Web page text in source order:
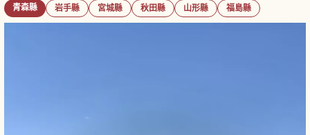
青森縣 岩手縣 宮城縣 秋田縣 山形縣 福島縣